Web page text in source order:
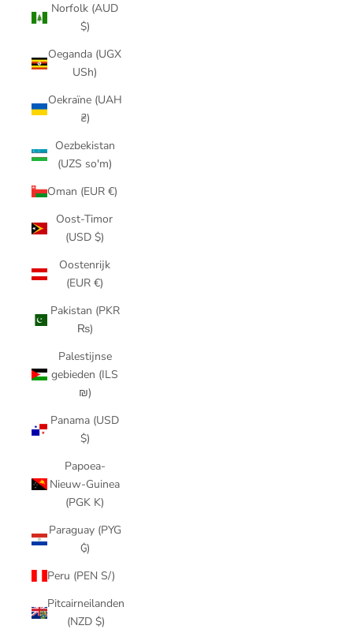
Norfolk (AUD
$)
Oeganda (UGX
USh)
Oekraïne (UAH
₴)
Oezbekistan
(UZS so'm)
Oman (EUR €)
Oost-Timor
(USD $)
Oostenrijk
(EUR €)
Pakistan (PKR
₨)
Palestijnse
gebieden (ILS
₪)
Panama (USD
$)
Papoea-
Nieuw-Guinea
(PGK K)
Paraguay (PYG
₲)
Peru (PEN S/)
Pitcairneilanden
(NZD $)